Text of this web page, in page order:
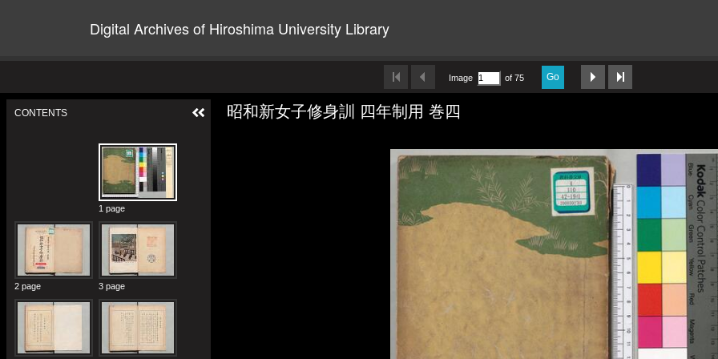
Digital Archives of Hiroshima University Library